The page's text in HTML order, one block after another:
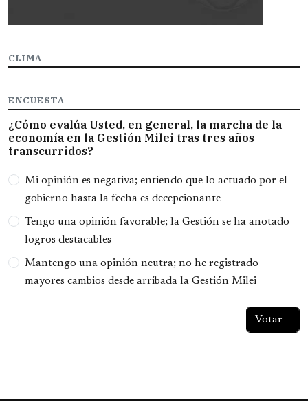
CLIMA
ENCUESTA
¿Cómo evalúa Usted, en general, la marcha de la
economía en la Gestión Milei tras tres años
transcurridos?
Opciones
Mi opinión es negativa; entiendo que lo actuado por el
gobierno hasta la fecha es decepcionante
Tengo una opinión favorable; la Gestión se ha anotado
logros destacables
Mantengo una opinión neutra; no he registrado
mayores cambios desde arribada la Gestión Milei